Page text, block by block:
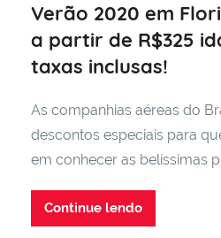
Verão 2020 em
a partir de R$325
taxas inclusas!
As companhias aéreas do
descontos especiais para
em conhecer as belíssimas
Continue lendo